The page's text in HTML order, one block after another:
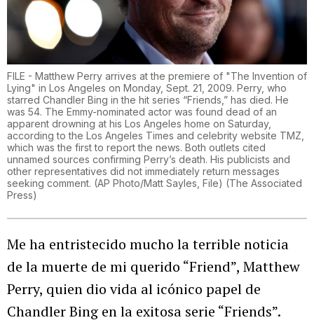
FILE - Matthew Perry arrives at the premiere of "The Invention of
Lying" in Los Angeles on Monday, Sept. 21, 2009. Perry, who
starred Chandler Bing in the hit series “Friends,” has died. He
was 54. The Emmy-nominated actor was found dead of an
apparent drowning at his Los Angeles home on Saturday,
according to the Los Angeles Times and celebrity website TMZ,
which was the first to report the news. Both outlets cited
unnamed sources confirming Perry’s death. His publicists and
other representatives did not immediately return messages
seeking comment. (AP Photo/Matt Sayles, File) (The Associated
Press)
Me ha entristecido mucho la terrible noticia
de la muerte de mi querido “Friend”, Matthew
Perry, quien dio vida al icónico papel de
Chandler Bing en la exitosa serie “Friends”.